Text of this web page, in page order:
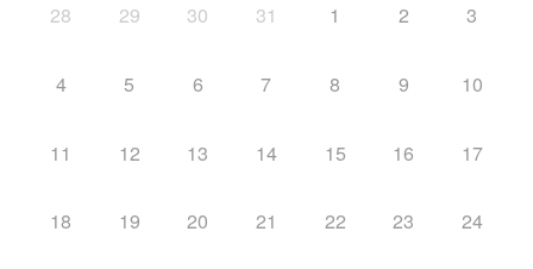
28 29 30 31 1 2 3
4 5 6 7 8 9 10
11 12 13 14 15 16 17
18 19 20 21 22 23 24